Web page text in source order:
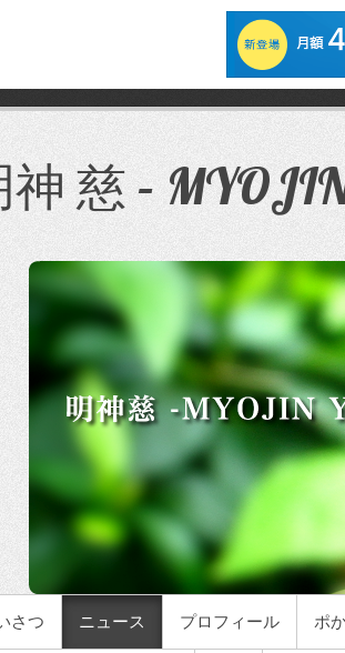
神 慈 –
メニュー
さつ ニュース プロフィール ポ